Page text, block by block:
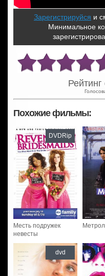
Зарегистрируйся и
Минимальное
Похожие фильмы:
Месть подружек
невесты
DVDRip
dvd